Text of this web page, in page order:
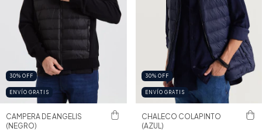
30% OFF
ENVÍO GRATIS
CAMPERA DE ANGELIS
(NEGRO)
30% OFF
ENVÍO GRATIS
CHALECO COLAPINTO
(AZUL)